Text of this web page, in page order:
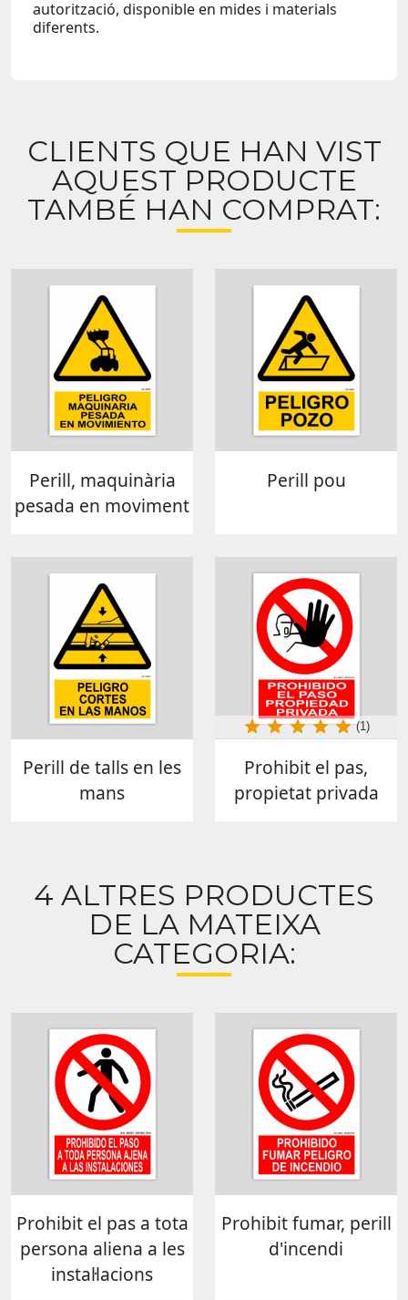
autorització, disponible en mides i materials
diferents.
CLIENTS QUE HAN VIST
AQUEST PRODUCTE
TAMBÉ HAN COMPRAT:
Perill, maquinària
pesada en moviment
Perill pou
Perill de talls en les
mans
Prohibit el pas,
propietat privada
(1)
4 ALTRES PRODUCTES
DE LA MATEIXA
CATEGORIA:
Prohibit el pas a tota
persona aliena a les
instal·lacions
Prohibit fumar, perill
d'incendi